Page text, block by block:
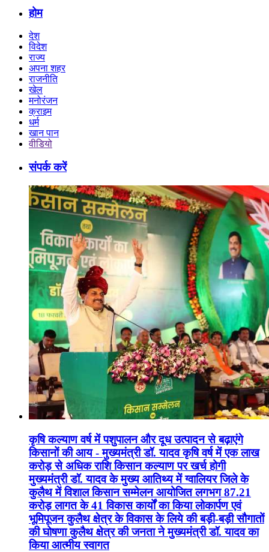
होम
देश
विदेश
राज्य
अपना शहर
राजनीति
खेल
मनोरंजन
क्राइम
धर्म
खान पान
वीडियो
संपर्क करें
कृषि कल्याण वर्ष में पशुपालन और दूध उत्पादन से बढ़ाएंगे
किसानों की आय - मुख्यमंत्री डॉ. यादव कृषि वर्ष में एक लाख
करोड़ से अधिक राशि किसान कल्याण पर खर्च होगी
मुख्यमंत्री डॉ. यादव के मुख्य आतिथ्य में ग्वालियर जिले के
कुलैथ में विशाल किसान सम्मेलन आयोजित लगभग 87.21
करोड़ लागत के 41 विकास कार्यों का किया लोकार्पण एवं
भूमिपूजन कुलैथ क्षेत्र के विकास के लिये की बड़ी-बड़ी सौगातों
की घोषणा कुलैथ क्षेत्र की जनता ने मुख्यमंत्री डॉ. यादव का
किया आत्मीय स्वागत